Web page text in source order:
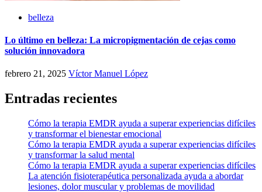
belleza
Lo último en belleza: La micropigmentación de cejas como
solución innovadora
febrero 21, 2025 Víctor Manuel López
Entradas recientes
Cómo la terapia EMDR ayuda a superar experiencias difíciles
y transformar el bienestar emocional
Cómo la terapia EMDR ayuda a superar experiencias difíciles
y transformar la salud mental
Cómo la terapia EMDR ayuda a superar experiencias difíciles
La atención fisioterapéutica personalizada ayuda a abordar
lesiones, dolor muscular y problemas de movilidad